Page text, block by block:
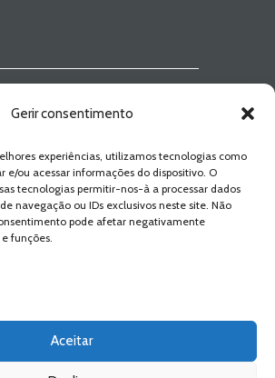
Gerir consentimento
experiências, utilizamos tecnologias como
e/ou acessar informações do dispositivo. O
tecnologias permitir-nos-à a processar dados
navegação ou IDs exclusivos neste site. Não
pode afetar negativamente
funções.
Aceitar
de todas as novidades! Zero
novidades e novos